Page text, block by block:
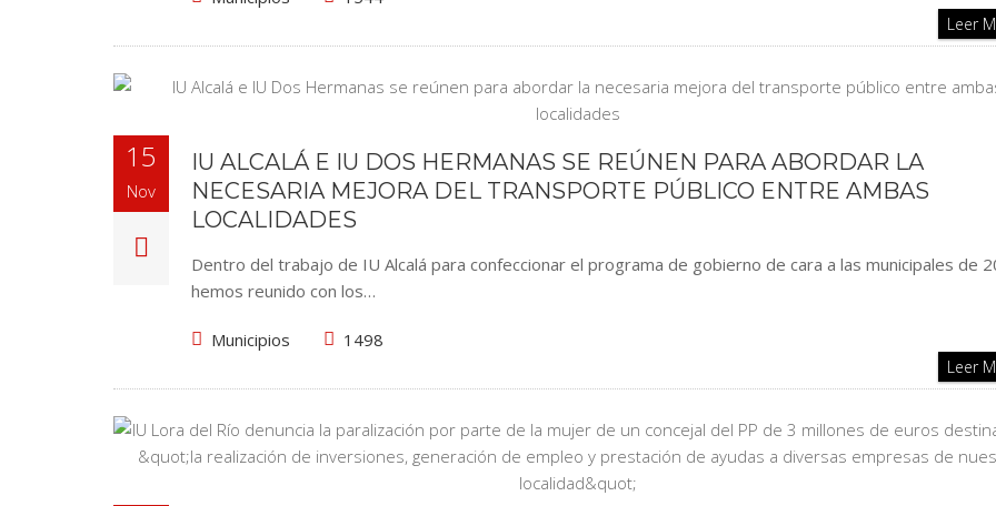
Leer
15
Nov
IU ALCALÁ E IU DOS HERMANAS SE REÚNEN PARA ABORDAR LA
NECESARIA MEJORA DEL TRANSPORTE PÚBLICO ENTRE AMBAS
LOCALIDADES
Dentro del trabajo de IU Alcalá para confeccionar el programa de gobierno de cara a las municipales de
hemos reunido con los…
Municipios 1498
Leer